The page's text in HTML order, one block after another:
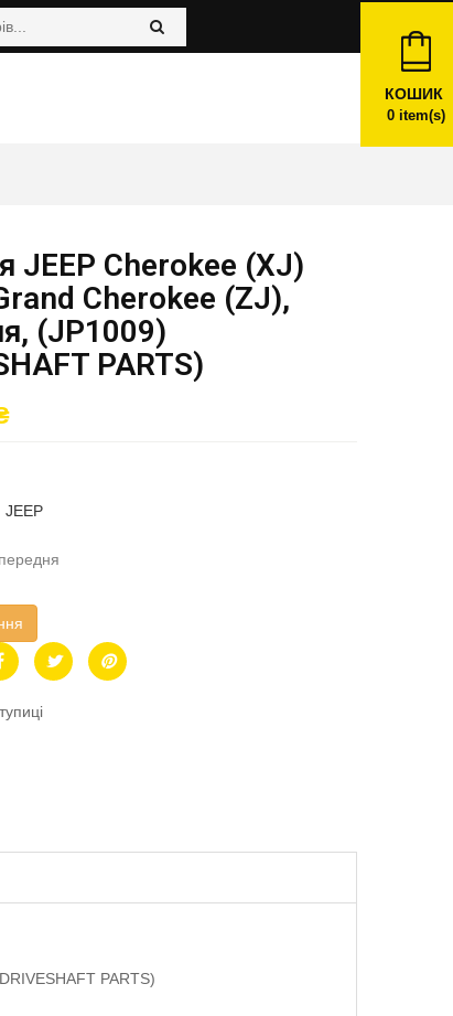
КОШИК
0item(s)
JEEP Cherokee (XJ)
Cherokee (ZJ),
(JP1009)
PARTS)
JEEP
PARTS)